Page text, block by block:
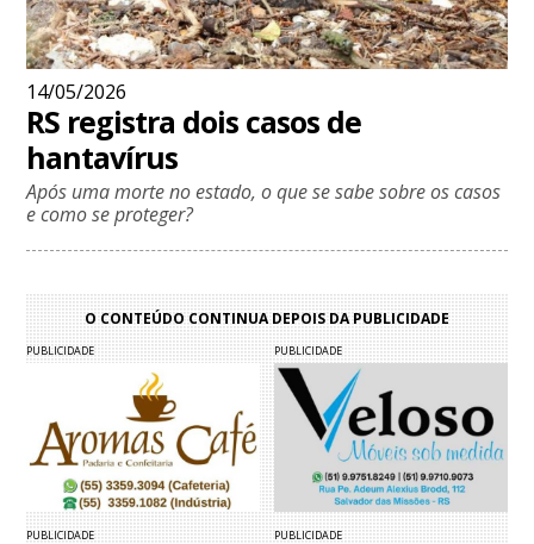
14/05/2026
RS registra dois casos de
hantavírus
Após uma morte no estado, o que se sabe sobre os casos
e como se proteger?
O CONTEÚDO CONTINUA DEPOIS DA PUBLICIDADE
PUBLICIDADE PUBLICIDADE
PUBLICIDADE PUBLICIDADE